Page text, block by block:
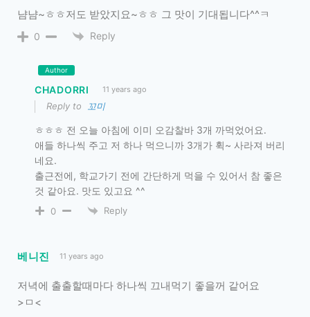
냠냠~ㅎㅎ저도 받았지요~ㅎㅎ 그 맛이 기대됩니다^^ㅋ
0 Reply
Author
CHADORRI 11 years ago
Reply to 꼬미
ㅎㅎㅎ 전 오늘 아침에 이미 오감찰바 3개 까먹었어요.
애들 하나씩 주고 저 하나 먹으니까 3개가 휙~ 사라져 버리
네요.
출근전에, 학교가기 전에 간단하게 먹을 수 있어서 참 좋은
것 같아요. 맛도 있고요 ^^
0 Reply
베니진 11 years ago
저녁에 출출할때마다 하나씩 끄내먹기 좋을꺼 같어요
>ㅁ<